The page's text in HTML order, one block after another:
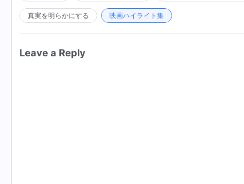
真実を明らかにする 映画ハイライト集
Leave a Reply